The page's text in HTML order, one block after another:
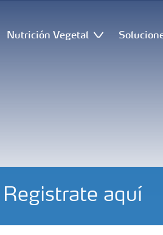
Nutrición Vegetal
Registrate aquí